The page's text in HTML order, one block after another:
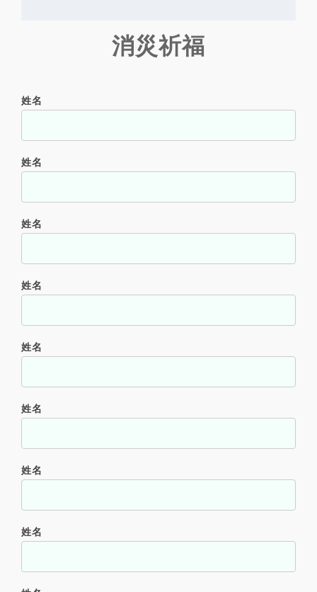
消災祈福
姓名
姓名
姓名
姓名
姓名
姓名
姓名
姓名